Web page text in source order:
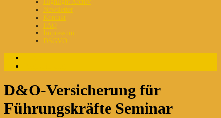
Highlight Archiv
Newsletter
Kontakt
FAQ
Impressum
DSGVO
D&O-Versicherung für
Führungskräfte Seminar